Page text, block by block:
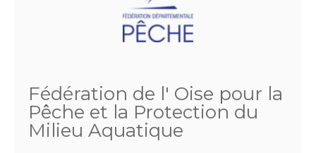
Fédération de l' Oise pour la
Pêche et la Protection du
Milieu Aquatique